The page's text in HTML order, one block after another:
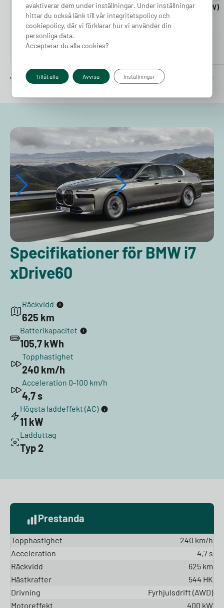
Laddkabel 5-20m (11kW)
Finns i lager
Pris från
2 380kr
Laddkabel 5-20m (22kW)
Finns i lager
Specifikationer för BMW i7
xDrive60
Räckvidd
625 km
Batterikapacitet
105,7 kWh
Topphastighet
240 km/h
Acceleration 0-100 km/h
4,7 s
Högsta laddeffekt (AC)
11 kW
Ladduttag
Typ 2
Prestanda
Topphastighet
240 km/h
Acceleration
4,7 s
Räckvidd
625 km
Hästkrafter
544 HK
Drivning
Fyrhjulsdrift (AWD)
Motoreffekt
400 kW
avaktiverar dem under inställningar. Under inställningar
hittar du också länk till vår integritetspolicy och
cookiepolicy, där vi förklarar hur vi använder din
personliga data.
Accepterar du alla cookies?
Tillåt alla Avvisa Inställningar